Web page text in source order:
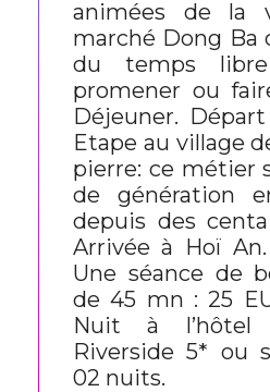
animées de la
marché Dong Ba
du temps
promener ou
Déjeuner.
Etape au village
pierre: ce métier
de génération
depuis des
Arrivée à Hoï
Une séance de
de 45 mn : 25
Nuit à l’hôtel
Riverside 5* ou
02 nuits.